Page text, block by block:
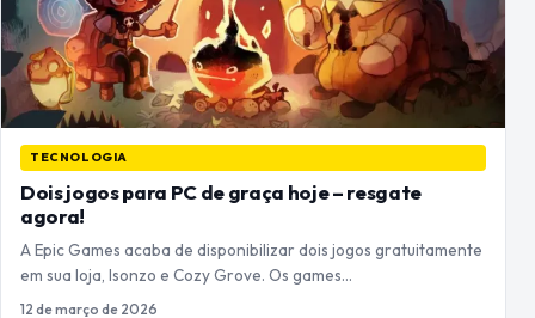
TECNOLOGIA
Dois jogos para PC de graça hoje – resgate
agora!
A Epic Games acaba de disponibilizar dois jogos gratuitamente
em sua loja, Isonzo e Cozy Grove. Os games…
12 de março de 2026